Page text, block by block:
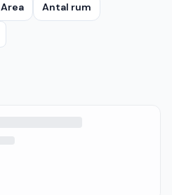
Area Antal rum